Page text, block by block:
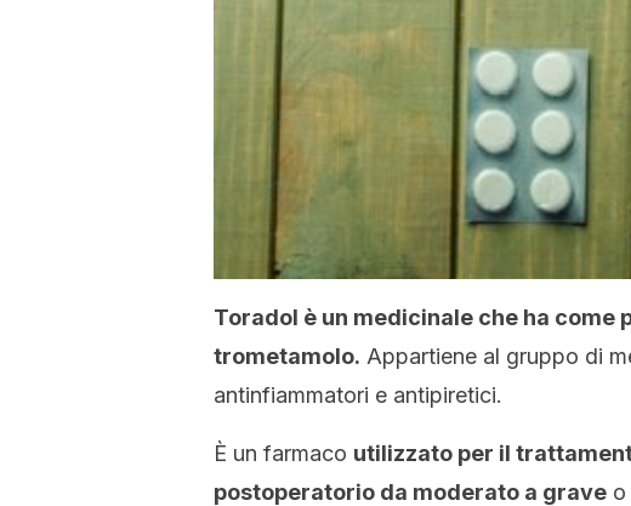
Toradol è un medicinale che ha
trometamolo. Appartiene al gruppo di
antinfiammatori e antipiretici.
È un farmaco utilizzato per il
postoperatorio da moderato a grave o